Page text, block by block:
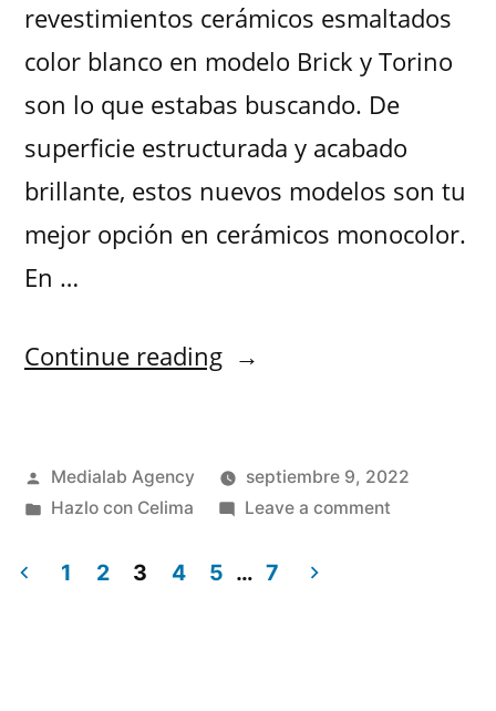
revestimientos cerámicos esmaltados
color blanco en modelo Brick y Torino
son lo que estabas buscando. De
superficie estructurada y acabado
brillante, estos nuevos modelos son tu
mejor opción en cerámicos monocolor.
En …
Continue reading
Medialab Agency
septiembre 9, 2022
Hazlo con Celima
Leave a comment
1 2 3 4 5 … 7